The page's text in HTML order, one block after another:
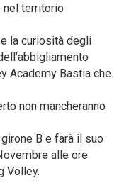
nel territorio
la curiosità degli
Academy Bastia che
non mancheranno
B e farà il suo
alle ore
Volley.